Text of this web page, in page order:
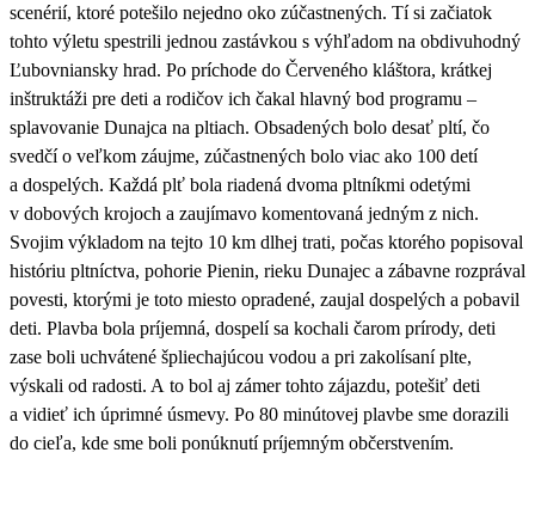
scenérií, ktoré potešilo nejedno oko zúčastnených. Tí si začiatok
tohto výletu spestrili jednou zastávkou s výhľadom na obdivuhodný
Ľubovniansky hrad. Po príchode do Červeného kláštora, krátkej
inštruktáži pre deti a rodičov ich čakal hlavný bod programu –
splavovanie Dunajca na pltiach. Obsadených bolo desať pltí, čo
svedčí o veľkom záujme, zúčastnených bolo viac ako 100 detí
a dospelých. Každá plť bola riadená dvoma pltníkmi odetými
v dobových krojoch a zaujímavo komentovaná jedným z nich.
Svojim výkladom na tejto 10 km dlhej trati, počas ktorého popisoval
históriu pltníctva, pohorie Pienin, rieku Dunajec a zábavne rozprával
povesti, ktorými je toto miesto opradené, zaujal dospelých a pobavil
deti. Plavba bola príjemná, dospelí sa kochali čarom prírody, deti
zase boli uchvátené špliechajúcou vodou a pri zakolísaní plte,
výskali od radosti. A to bol aj zámer tohto zájazdu, potešiť deti
a vidieť ich úprimné úsmevy. Po 80 minútovej plavbe sme dorazili
do cieľa, kde sme boli ponúknutí príjemným občerstvením.